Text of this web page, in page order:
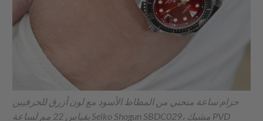
حزام ساعة منحني من المطاط الأسود مع لون أزرق للحرفيين
بقياس 22 مم لساعة Seiko Shogun SBDC029، مشبك PVD